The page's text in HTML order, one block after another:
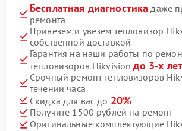
Бесплатная диагностика даже
ремонта
Привезем и увезем тепловизор
собственной доставкой
Гарантия на наши работы по
тепловизоров Hikvisionдо 3-х лет
Срочный ремонт тепловизоров
течении часа
Скидка для вас до 20%
Получите 1500 рублей на ремонт
Оригинальные комплектующие